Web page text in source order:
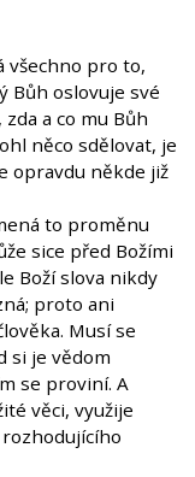
všechno pro to,
Bůh oslovuje své
a co mu Bůh
něco sdělovat, je
opravdu někde již
to proměnu
sice před Božími
Boží slova nikdy
proto ani
Musí se
si je vědom
se proviní. A
věci, využije